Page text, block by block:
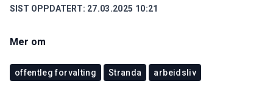
SIST OPPDATERT: 27.03.2025 10:21
Mer om
offentleg forvalting Stranda arbeidsliv